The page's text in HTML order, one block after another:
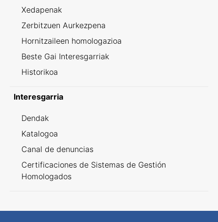
Xedapenak
Zerbitzuen Aurkezpena
Hornitzaileen homologazioa
Beste Gai Interesgarriak
Historikoa
Interesgarria
Dendak
Katalogoa
Canal de denuncias
Certificaciones de Sistemas de Gestión
Homologados